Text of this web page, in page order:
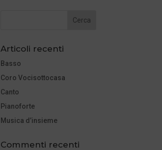
Articoli recenti
Basso
Coro Vocisottocasa
Canto
Pianoforte
Musica d’insieme
Commenti recenti